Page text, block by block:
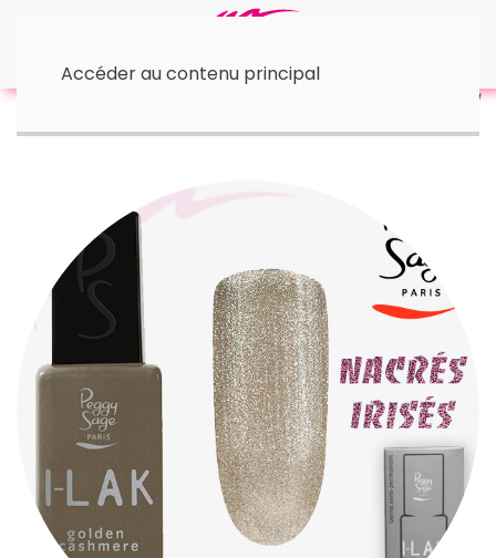
Accéder au contenu principal